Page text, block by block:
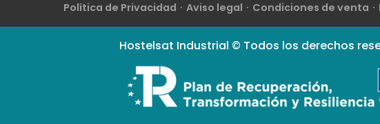
Política de Privacidad Aviso legal Condiciones de venta
Hostelsat Industrial © Todos los derechos